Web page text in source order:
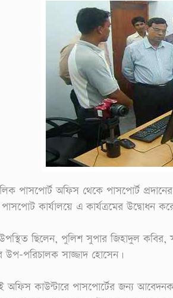
পাসপোর্ট অফিস থেকে পাসপোর্ট
কার্যালয়ে এ কার্যত্রমের উদ্বোধন
ছিলেন, পুলিশ সুপার জিহাদুল
উপ-পরিচালক সাজ্জাদ হোসেন।
অফিস কাউন্টারে পাসপোর্টের জন্য